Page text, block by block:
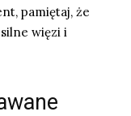
pamiętaj, że
więzi i